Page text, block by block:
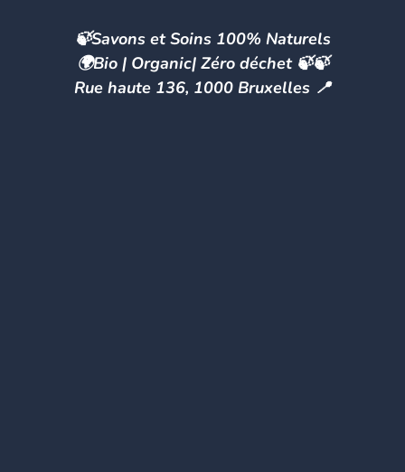
🍃Savons et Soins 100% Naturels
🌍Bio | Organic| Zéro déchet 🍃🍃
Rue haute 136, 1000 Bruxelles 📍